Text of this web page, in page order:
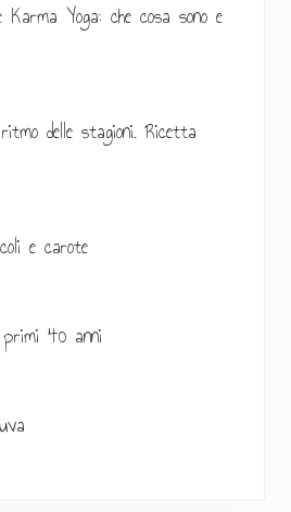
Yoga: che cosa sono e
delle stagioni. Ricetta
e carote
40 anni